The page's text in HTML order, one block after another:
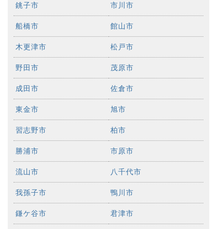
銚子市 市川市
船橋市 館山市
木更津市 松戸市
野田市 茂原市
成田市 佐倉市
東金市 旭市
習志野市 柏市
勝浦市 市原市
流山市 八千代市
我孫子市 鴨川市
鎌ケ谷市 君津市